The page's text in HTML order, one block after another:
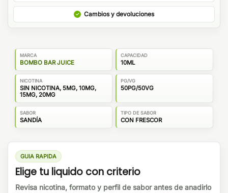
Cambios y devoluciones
MARCA
BOMBO BAR JUICE
CAPACIDAD
10ML
NICOTINA
SIN NICOTINA, 5MG, 10MG,
15MG, 20MG
PG/VG
50PG/50VG
SABOR
SANDÍA
TIPO DE SABOR
CON FRESCOR
GUIA RAPIDA
Elige tu liquido con criterio
Revisa nicotina, formato y perfil de sabor antes de anadirlo